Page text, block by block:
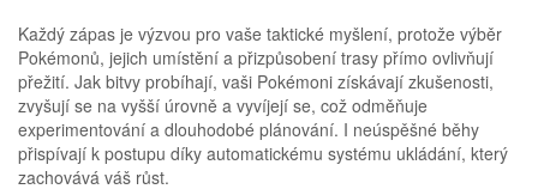
Každý zápas je výzvou pro vaše taktické myšlení, protože výběr
Pokémonů, jejich umístění a přizpůsobení trasy přímo ovlivňují
přežití. Jak bitvy probíhají, vaši Pokémoni získávají zkušenosti,
zvyšují se na vyšší úrovně a vyvíjejí se, což odměňuje
experimentování a dlouhodobé plánování. I neúspěšné běhy
přispívají k postupu díky automatickému systému ukládání, který
zachovává váš růst.